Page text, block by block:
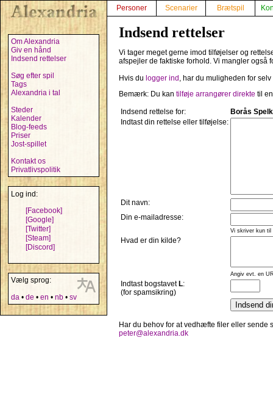
Om Alexandria
Giv en hånd
Indsend rettelser
Søg efter spil
Tags
Alexandria i tal
Steder
Kalender
Blog-feeds
Priser
Jost-spillet
Kontakt os
Privatlivspolitik
Log ind:
[Facebook]
[Google]
[Twitter]
[Steam]
[Discord]
Vælg sprog:
da • de • en • nb • sv
Personer Scenarier Brætspil
Indsend rettelser
Vi tager meget gerne imod tilføjelser og
afspejler de faktiske forhold. Vi mangler også
Hvis du logger ind , har du muligheden for
Bemærk: Du kan tilføje arrangører direkte til
Indsend rettelse for:
Borås
Indtast din rettelse eller tilføjelse:
Dit navn:
Din e-mailadresse:
Vi skriver kun til
Hvad er din kilde?
Angiv evt. en
Indtast bogstavet L:
(for spamsikring)
Har du behov for at vedhæfte filer eller sende
peter@alexandria.dk